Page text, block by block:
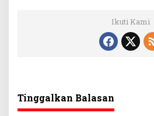
Ikuti Kami
Tinggalkan Balasan